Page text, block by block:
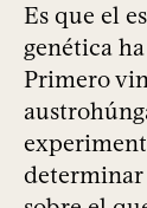
Es que el
genética
Primero
determinar